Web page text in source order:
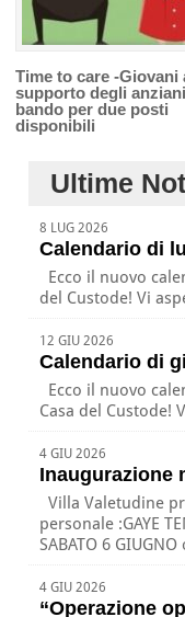
Time to care -Giovani
supporto degli
bando per due posti
disponibili
Ultime
8 LUG 2026
Calendario di
Ecco il nuovo
del Custode! Vi
12 GIU 2026
Calendario di
Ecco il nuovo
Casa del Custode!
4 GIU 2026
Inaugurazione
Villa Valetudine
personale :GAYE
SABATO 6
4 GIU 2026
“Operazione